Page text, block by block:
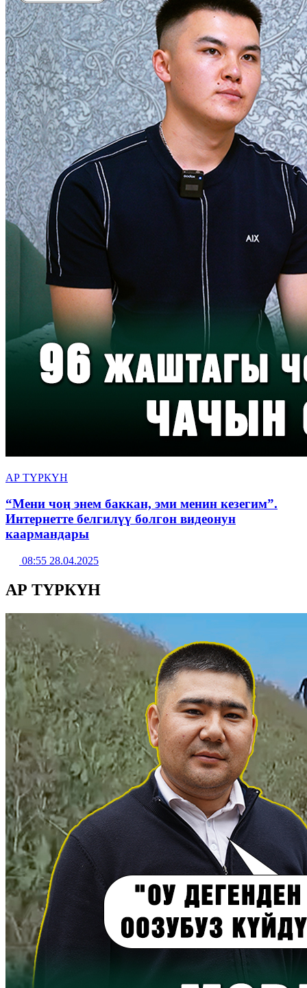
АР ТҮРКҮН
“Мени чоң энем баккан, эми менин кезегим”.
Интернетте белгилүү болгон видеонун
каармандары
08:55 28.04.2025
АР ТҮРКҮН